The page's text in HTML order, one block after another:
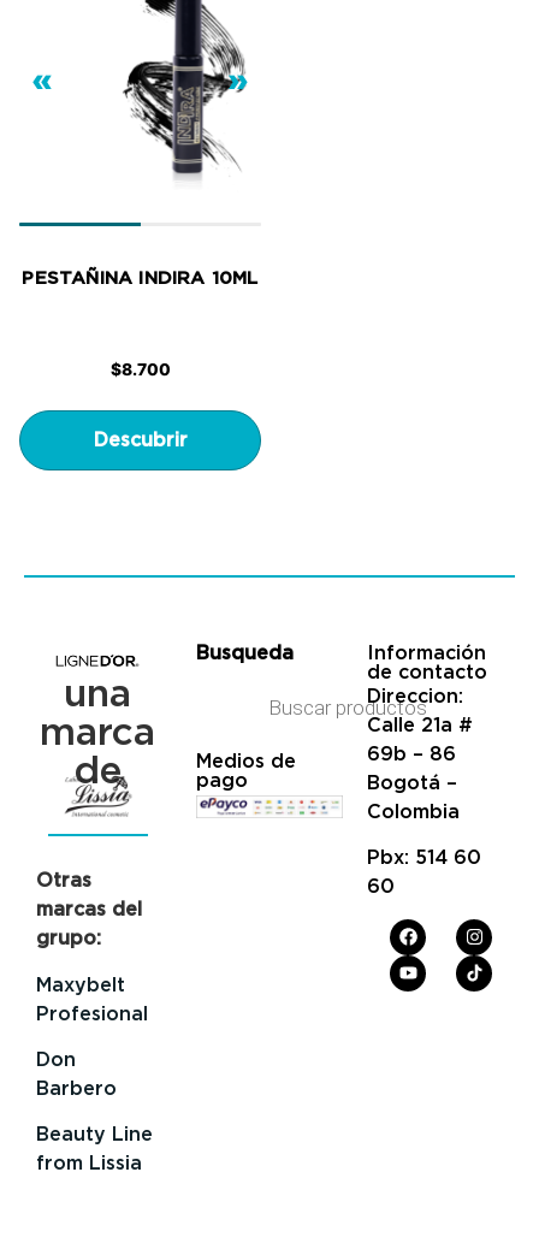
« »
PESTAÑINA INDIRA 10ML
$8.700
Descubrir
una
marca
de
Otras
marcas del
grupo:
Maxybelt
Profesional
Don
Barbero
Beauty Line
from Lissia
Busqueda
Medios de
pago
Información
de contacto
Direccion:
Calle 21a #
69b – 86
Bogotá –
Colombia
Pbx: 514 60
60